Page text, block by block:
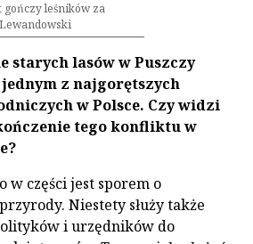
gończy leśników za
starych lasów w Puszczy
z najgorętszych
w Polsce. Czy widzi
tego konfliktu w
w części jest sporem o
Niestety służy także
i urzędników do